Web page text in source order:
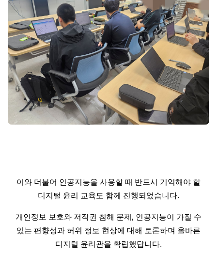
이와 더불어 인공지능을 사용할 때 반드시 기억해야 할
디지털 윤리 교육도 함께 진행되었습니다.
개인정보 보호와 저작권 침해 문제, 인공지능이 가질 수
있는 편향성과 허위 정보 현상에 대해 토론하며 올바른
디지털 윤리관을 확립했답니다.